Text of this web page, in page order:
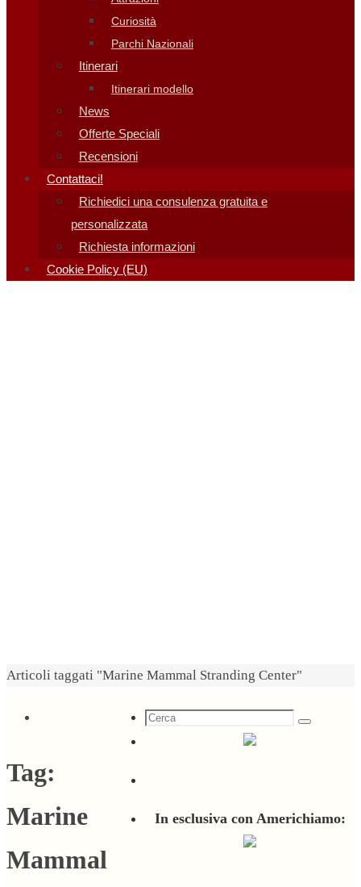
Curiosità
Parchi Nazionali
Itinerari
Itinerari modello
News
Offerte Speciali
Recensioni
Contattaci!
Richiedici una consulenza gratuita e
personalizzata
Richiesta informazioni
Cookie Policy (EU)
Home
Articoli taggati "Marine Mammal Stranding Center"
Tag:
Marine
Mammal
Cerca
Cerca
In esclusiva con Americhiamo: